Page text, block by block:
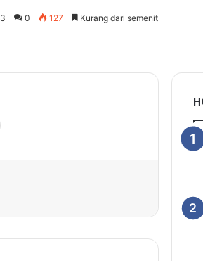
0 127 Kurang dari semenit